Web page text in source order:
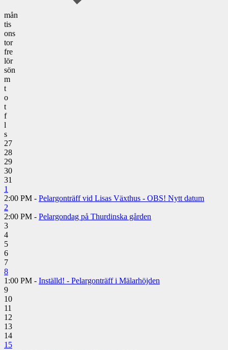
mån
tis
ons
tor
fre
lör
sön
m
t
o
t
f
l
s
27
28
29
30
31
1
2:00 PM - Pelargonträff vid Lisas Växthus - OBS! Nytt datum
2
2:00 PM - Pelargondag på Thurdinska gården
3
4
5
6
7
8
1:00 PM - Inställd! - Pelargonträff i Mälarhöjden
9
10
11
12
13
14
15